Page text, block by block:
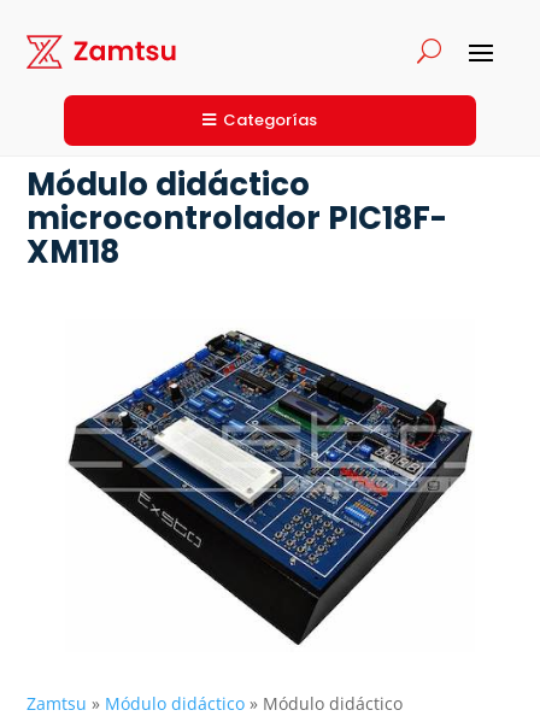
Categorías
Zamtsu » Módulo didáctico » Módulo didáctico
Módulo didáctico
microcontrolador PIC18F-
XM118